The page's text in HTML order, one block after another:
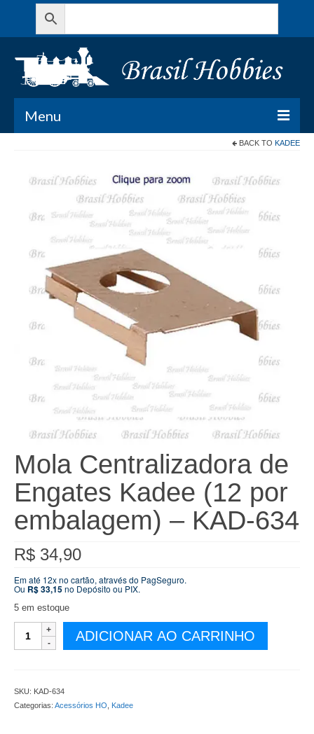
Menu
Meu Carrinho
Minha conta
Contato
BACK TO KADEE
Mola Centralizadora de
Engates Kadee (12 por
embalagem) – KAD-634
R$ 34,90
Em até 12x no cartão, através do PagSeguro.
Ou R$33,15no Depósito ou PIX.
5 em estoque
CentralizadoraADICIONAR AO CARRINHO
SKU: KAD-634
Categorias: Acessórios HO Kadee